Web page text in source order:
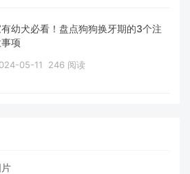
幼犬必看！盘点狗狗换牙期的3个注
项
05-11 246 阅读